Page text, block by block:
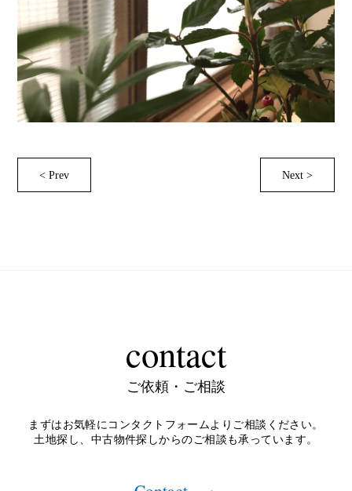
< Prev Next >
contact
ご依頼・ご相談
まずはお気軽にコンタクトフォームよりご相談ください。
土地探し、中古物件探しからのご相談も承っています。